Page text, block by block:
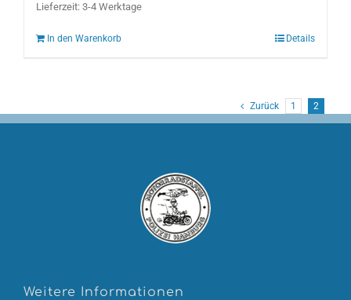
Lieferzeit: 3-4 Werktage
In den Warenkorb Details
Zurück 1 2
Weitere Informationen